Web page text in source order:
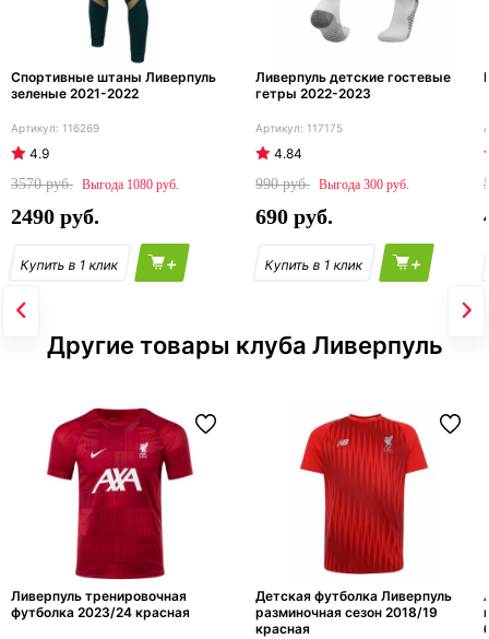
Спортивные штаны Ливерпуль
зеленые 2021-2022
116269
4.9
3570
1080
2490
+
Ливерпуль детские гостевые
гетры 2022-2023
117175
4.84
990
300
690
+
Другие товары клуба Ливерпуль
Ливерпуль тренировочная
футболка 2023/24 красная
Детская футболка Ливерпуль
разминочная сезон 2018/19
красная